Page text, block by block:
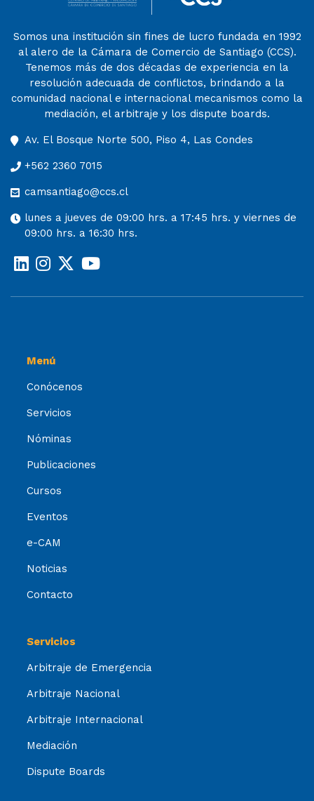
Somos una institución sin fines de lucro fundada en 1992
al alero de la Cámara de Comercio de Santiago (CCS).
Tenemos más de dos décadas de experiencia en la
resolución adecuada de conflictos, brindando a la
comunidad nacional e internacional mecanismos como la
mediación, el arbitraje y los dispute boards.
Av. El Bosque Norte 500, Piso 4, Las Condes
+562 2360 7015
camsantiago@ccs.cl
lunes a jueves de 09:00 hrs. a 17:45 hrs. y viernes de
09:00 hrs. a 16:30 hrs.
Menú
Conócenos
Servicios
Nóminas
Publicaciones
Cursos
Eventos
e-CAM
Noticias
Contacto
Servicios
Arbitraje de Emergencia
Arbitraje Nacional
Arbitraje Internacional
Mediación
Dispute Boards